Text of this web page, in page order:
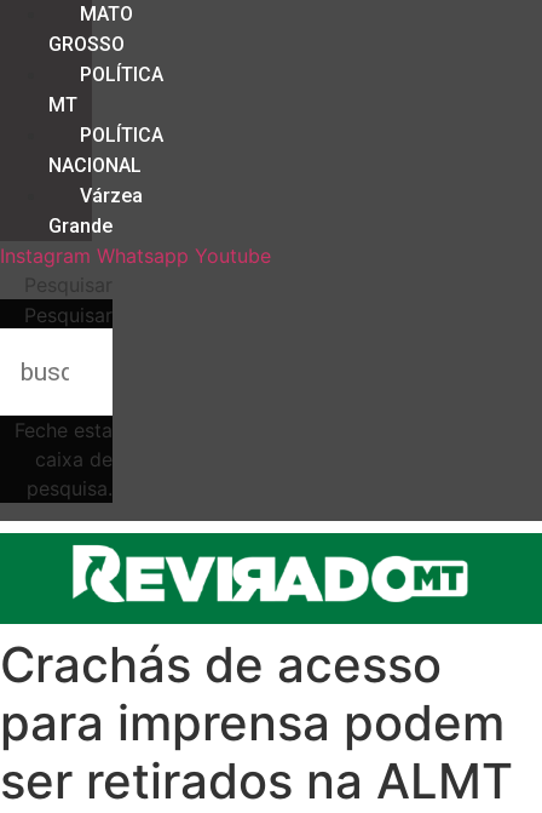
MATO
GROSSO
POLÍTICA
MT
POLÍTICA
NACIONAL
Várzea
Grande
Instagram Whatsapp Youtube
Pesquisar
Pesquisar
Feche esta
caixa de
pesquisa.
Crachás de acesso
para imprensa podem
ser retirados na ALMT